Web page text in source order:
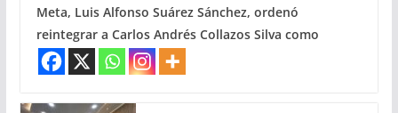
Meta, Luis Alfonso Suárez Sánchez, ordenó
reintegrar a Carlos Andrés Collazos Silva como